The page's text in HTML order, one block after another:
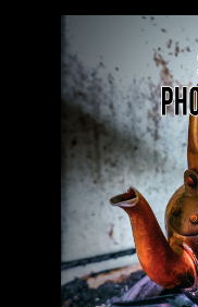
photography-4